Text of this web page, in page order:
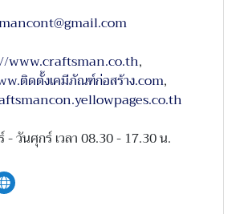
www.craftsman.co.th,
ติดตั้งเคมีภัณฑ์ก่อสร้าง.com,
- วันศุกร์ เวลา 08.30 - 17.30 น.